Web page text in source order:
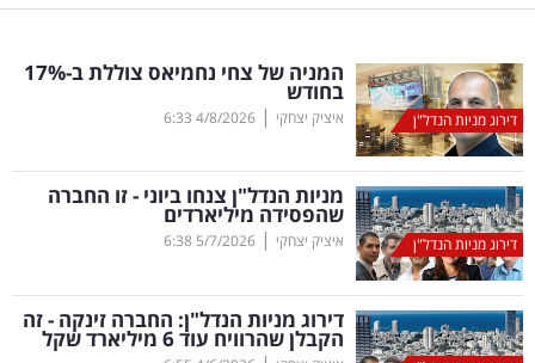
דיגיטל
וטק
שיווק
ופרסום
משפט
מדדים
דירוג מניות הנדל"ן
המניה של צחי נחמיאס צוללת ב-17%
בחודש
איציק יצחקי |
4/8/2026
6:33
דירוג מניות הנדל"ן
מניות הנדל"ן צנחו ביוני - זו החברה
שהפסידה מיליארדים
איציק יצחקי |
5/7/2026
6:38
דירוג מניות הנדל"ן: החברה זינקה - זה
הקבלן שהרוויח עוד 6 מיליארד שקל